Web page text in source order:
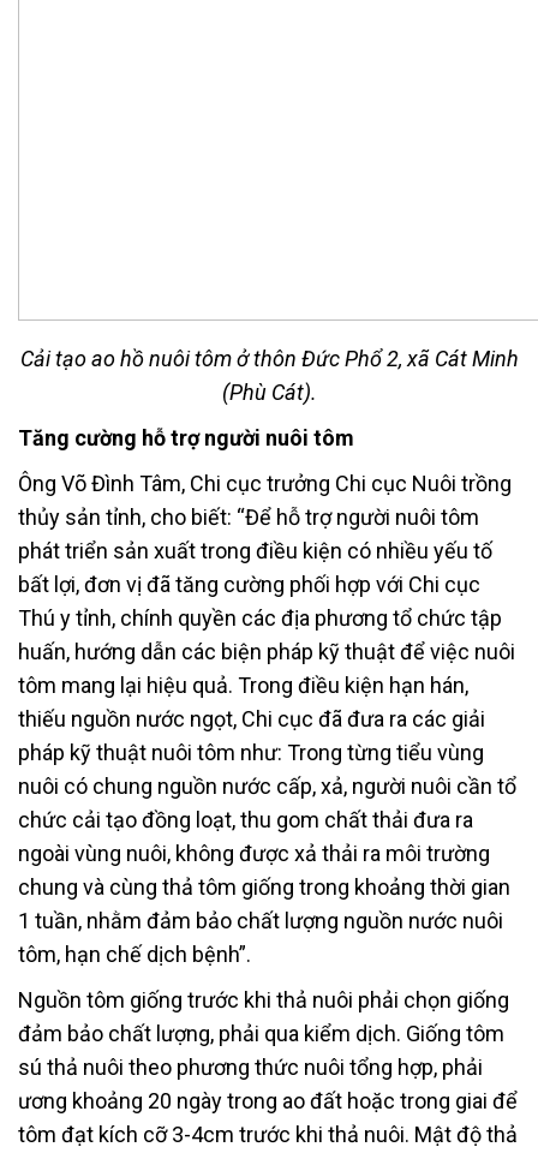
Cải tạo ao hồ nuôi tôm ở thôn Đức Phổ 2, xã Cát Minh
(Phù Cát).
Tăng cường hỗ trợ người nuôi tôm
Ông Võ Đình Tâm, Chi cục trưởng Chi cục Nuôi trồng
thủy sản tỉnh, cho biết: “Để hỗ trợ người nuôi tôm
phát triển sản xuất trong điều kiện có nhiều yếu tố
bất lợi, đơn vị đã tăng cường phối hợp với Chi cục
Thú y tỉnh, chính quyền các địa phương tổ chức tập
huấn, hướng dẫn các biện pháp kỹ thuật để việc nuôi
tôm mang lại hiệu quả. Trong điều kiện hạn hán,
thiếu nguồn nước ngọt, Chi cục đã đưa ra các giải
pháp kỹ thuật nuôi tôm như: Trong từng tiểu vùng
nuôi có chung nguồn nước cấp, xả, người nuôi cần tổ
chức cải tạo đồng loạt, thu gom chất thải đưa ra
ngoài vùng nuôi, không được xả thải ra môi trường
chung và cùng thả tôm giống trong khoảng thời gian
1 tuần, nhằm đảm bảo chất lượng nguồn nước nuôi
tôm, hạn chế dịch bệnh”.
Nguồn tôm giống trước khi thả nuôi phải chọn giống
đảm bảo chất lượng, phải qua kiểm dịch. Giống tôm
sú thả nuôi theo phương thức nuôi tổng hợp, phải
ương khoảng 20 ngày trong ao đất hoặc trong giai để
tôm đạt kích cỡ 3-4cm trước khi thả nuôi. Mật độ thả